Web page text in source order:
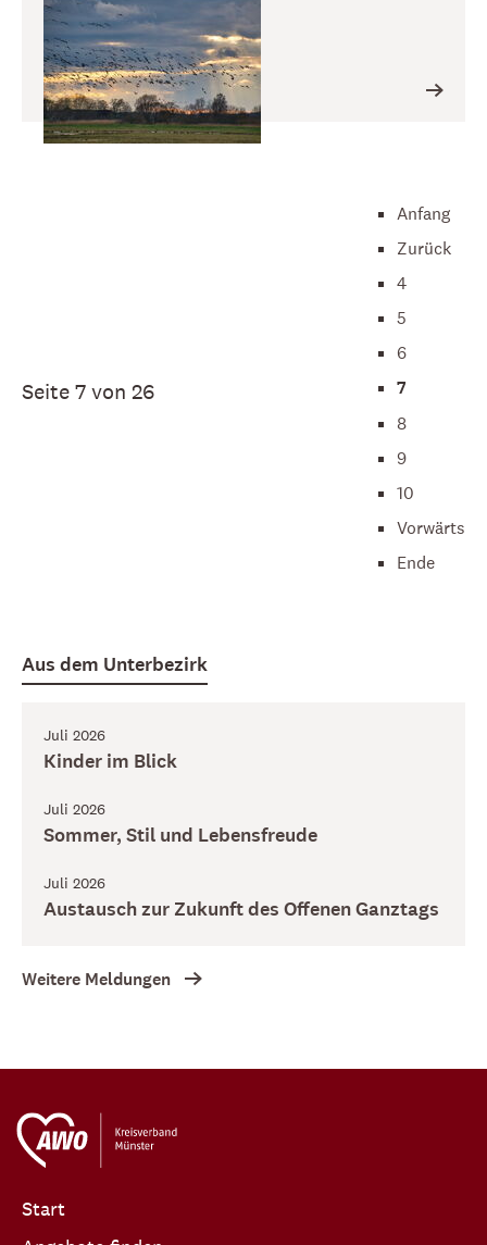
Seite 7 von 26
Anfang
Zurück
4
5
6
7
8
9
10
Vorwärts
Ende
Aus dem Unterbezirk
Juli 2026
Kinder im Blick
Juli 2026
Sommer, Stil und Lebensfreude
Juli 2026
Austausch zur Zukunft des Offenen Ganztags
Weitere Meldungen
Start